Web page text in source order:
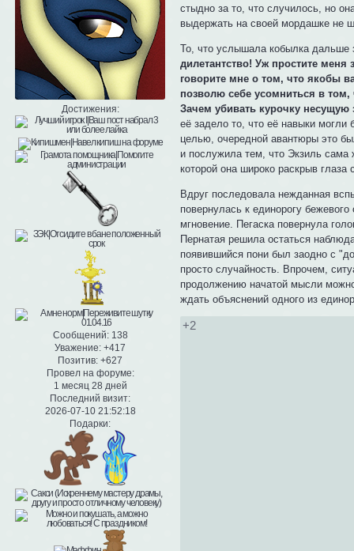
Достижения:
Сообщений:138
Уважение: +417
Позитив: +627
Провел на форуме:
1 месяц 28 дней
Последний визит:
2026-07-10 21:52:18
Подарки:
стыдно за то, что случилось, но
выдержать на своей мордашке не
То, что услышала кобылка дальше
дилетантство! Уж простите
говорите мне о том, что якобы
позволю себе усомниться в
Зачем убивать курочку несущую
её задело то, что её навыки могли
целью, очередной авантюры это
и послужила тем, что Экзиль сама
которой она широко раскрыв
Вдруг последовала нежданная
повернулась к единорогу
мгновение. Пегаска повернула
Пернатая решила остаться
появившийся пони был заодно с
просто случайность. Впрочем,
продолжению начатой мысли
ждать объяснений одного из
+2